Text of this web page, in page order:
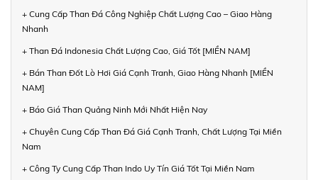
+ Cung Cấp Than Đá Công Nghiệp Chất Lượng Cao – Giao Hàng
Nhanh
+ Than Đá Indonesia Chất Lượng Cao, Giá Tốt [MIỀN NAM]
+ Bán Than Đốt Lò Hơi Giá Cạnh Tranh, Giao Hàng Nhanh [MIỀN
NAM]
+ Báo Giá Than Quảng Ninh Mới Nhất Hiện Nay
+ Chuyên Cung Cấp Than Đá Giá Cạnh Tranh, Chất Lượng Tại Miền
Nam
+ Công Ty Cung Cấp Than Indo Uy Tín Giá Tốt Tại Miền Nam